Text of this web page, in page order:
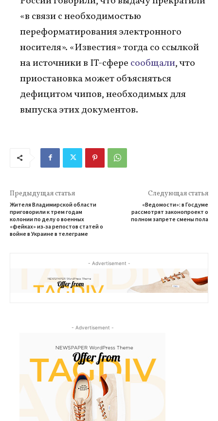
«в связи с необходимостью
переформатирования электронного
носителя». «Известия» тогда со ссылкой
на источники в IT-сфере сообщали, что
приостановка может объясняться
дефицитом чипов, необходимых для
выпуска этих документов.
Предыдущая статья
Жителя Владимирской области
приговорили к трем годам
колонии по делу о военных
«фейках» из‑за репостов статей о
войне в Украине в телеграме
Следующая статья
«Ведомости»: в Госдуме
рассмотрят законопроект о
полном запрете смены пола
- Advertisement -
- Advertisement -